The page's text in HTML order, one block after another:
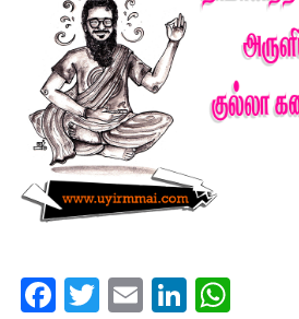
Facebook
Twitter
EmailLinkedIn